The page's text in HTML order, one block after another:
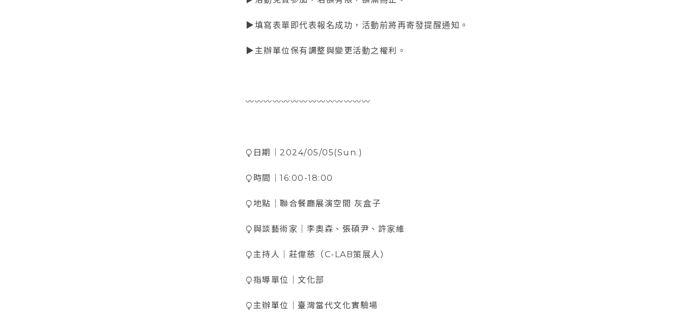
▶填寫表單即代表報名成功，活動前將再寄發提醒通知。
▶主辦單位保有調整與變更活動之權利。
〰️〰️〰️〰️〰️〰️〰️〰️〰️〰️〰️〰️〰️〰️
⧬日期｜2024/05/05(Sun.)
⧬時間｜16:00-18:00
⧬地點｜聯合餐廳展演空間 灰盒子
⧬與談藝術家｜李奧森、張碩尹、許家維
⧬主持人｜莊偉慈（C-LAB策展人）
⧬指導單位｜文化部
⧬主辦單位｜臺灣當代文化實驗場